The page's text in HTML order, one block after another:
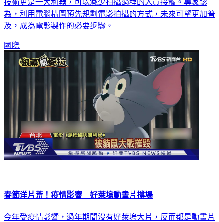
技術更是一大利器，可以減少拍攝過程的人員接觸。專家認
為，利用電腦構圖預先規劃電影拍攝的方式，未來可望更加普
及，成為電影製作的必要步驟。
國際
春節洋片荒！疫情影響 好萊塢動畫片撐場
今年受疫情影響，過年期間沒有好萊塢大片，反而都是動畫片